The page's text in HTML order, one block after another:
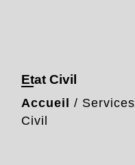
Etat Civil
Accueil /
Civil